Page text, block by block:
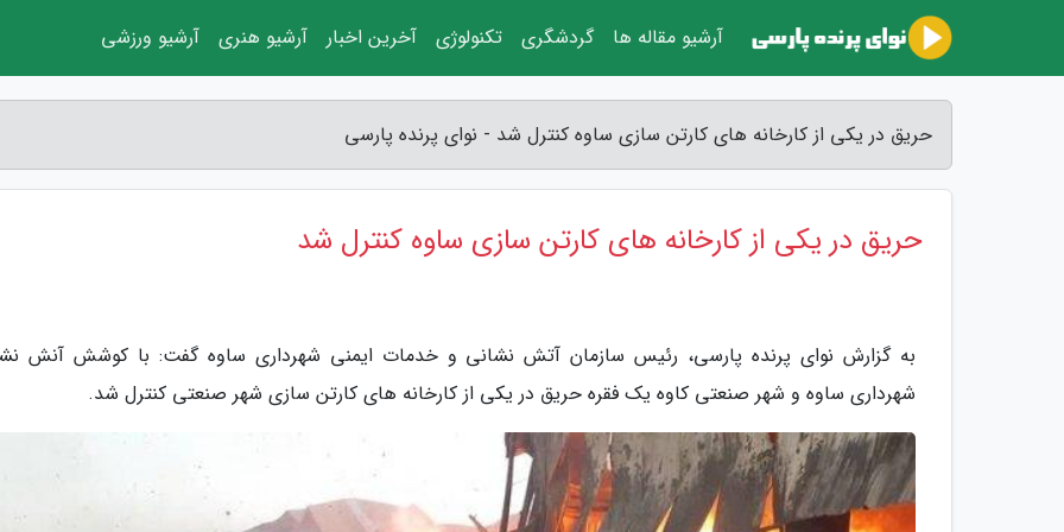
حریق در یکی از کارخانه های کارتن سازی ساوه کنترل شد - نوای پرنده پارسی
حریق در یکی از کارخانه های کارتن سازی ساوه کنترل شد
به گزارش نوای پرنده پارسی، رئیس سازمان آتش نشانی و خدمات ایمنی شهرداری ساوه گفت: با کوشش آنش
شهرداری ساوه و شهر صنعتی کاوه یک فقره حریق در یکی از کارخانه های کارتن سازی شهر صنعتی کنترل شد.
آرشیو مقاله ها گردشگری تکنولوژی آخرین اخبار آرشیو هنری آرشیو ورزشی